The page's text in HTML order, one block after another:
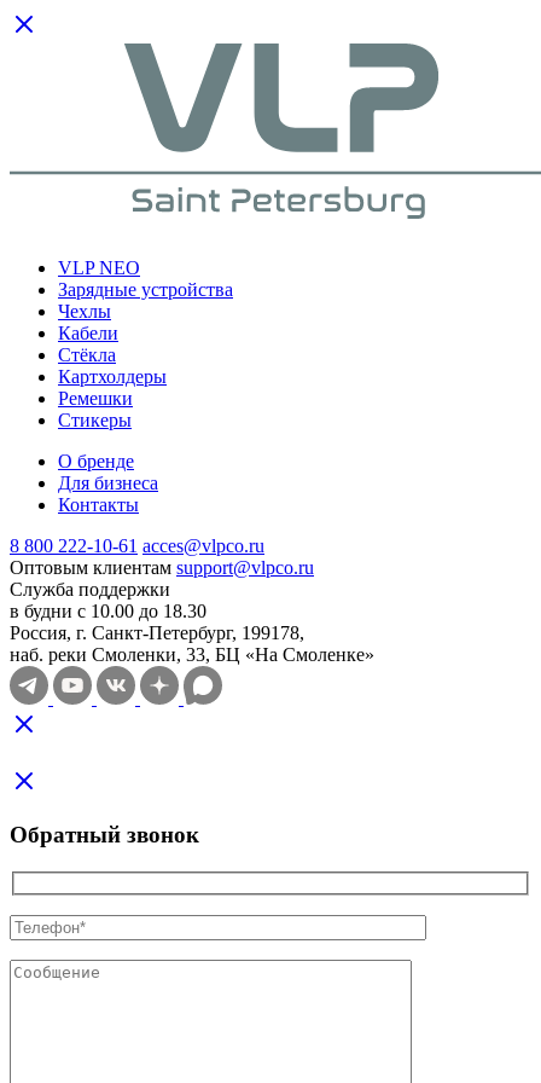
VLP NEO
Зарядные устройства
Чехлы
Кабели
Cтёкла
Картхолдеры
Ремешки
Стикеры
О бренде
Для бизнеса
Контакты
8 800 222-10-61 acces@vlpco.ru
Оптовым клиентам support@vlpco.ru
Служба поддержки
в будни с 10.00 до 18.30
Россия, г. Санкт-Петербург, 199178,
наб. реки Смоленки, 33, БЦ «На Смоленке»
Обратный звонок